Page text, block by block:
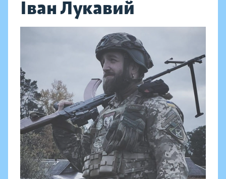
Іван Лукавий